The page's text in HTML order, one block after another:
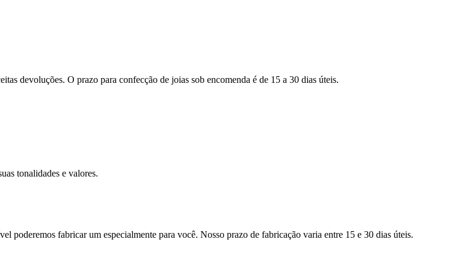
devoluções. O prazo para confecção de joias sob encomenda é de 15 a 30 dias úteis.
tonalidades e valores.
poderemos fabricar um especialmente para você. Nosso prazo de fabricação varia entre 15 e 30 dias úteis.